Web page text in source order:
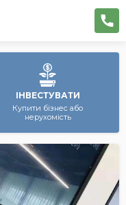
ІНВЕСТУВАТИ
Купити бізнес або
нерухомість